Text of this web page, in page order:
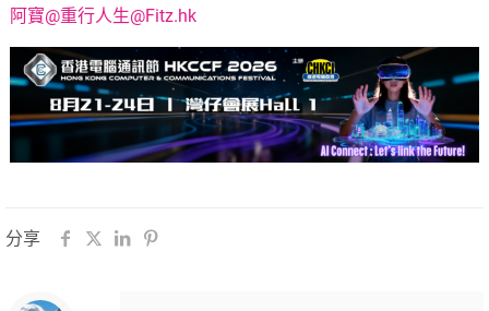
阿寶@重行人生@Fitz.hk
分享